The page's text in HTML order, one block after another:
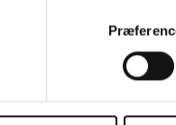
til at indsamle og bruge
og cookies fra